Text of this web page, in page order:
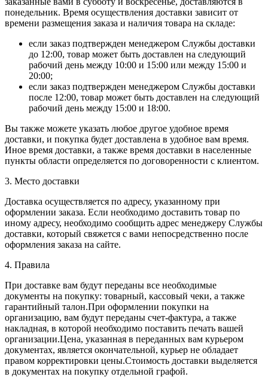
понедельник. Время осуществления доставки зависит от
времени размещения заказа и наличия товара на складе:
если заказ подтвержден менеджером Службы доставки
до 12:00, товар может быть доставлен на следующий
рабочий день между 10:00 и 15:00 или между 15:00 и
20:00;
если заказ подтвержден менеджером Службы доставки
после 12:00, товар может быть доставлен на следующий
рабочий день между 15:00 и 18:00.
Вы также можете указать любое другое удобное время
доставки, и покупка будет доставлена в удобное вам время.
Иное время доставки, а также время доставки в населенные
пункты области определяется по договоренности с клиентом.
3. Место доставки
Доставка осуществляется по адресу, указанному при
оформлении заказа. Если необходимо доставить товар по
иному адресу, необходимо сообщить адрес менеджеру Службы
доставки, который свяжется с вами непосредственно после
оформления заказа на сайте.
4. Правила
При доставке вам будут переданы все необходимые
документы на покупку: товарный, кассовый чеки, а также
гарантийный талон.При оформлении покупки на
организацию, вам будут переданы счет-фактура, а также
накладная, в которой необходимо поставить печать вашей
организации.Цена, указанная в переданных вам курьером
документах, является окончательной, курьер не обладает
правом корректировки цены.Стоимость доставки выделяется
в документах на покупку отдельной графой.